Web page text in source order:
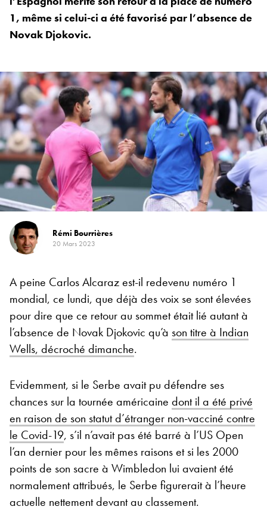
1, même si celui-ci a été favorisé par l’absence de
Novak Djokovic.
Rémi Bourrières
20 Mars 2023
A peine Carlos Alcaraz est-il redevenu numéro 1
mondial, ce lundi, que déjà des voix se sont élevées
pour dire que ce retour au sommet était lié autant à
l’absence de Novak Djokovic qu’à son titre à Indian
Wells, décroché dimanche.
Evidemment, si le Serbe avait pu défendre ses
chances sur la tournée américaine dont il a été privé
en raison de son statut d’étranger non-vacciné contre
le Covid-19, s’il n’avait pas été barré à l’US Open
l’an dernier pour les mêmes raisons et si les 2000
points de son sacre à Wimbledon lui avaient été
normalement attribués, le Serbe figurerait à l’heure
actuelle nettement devant au classement.